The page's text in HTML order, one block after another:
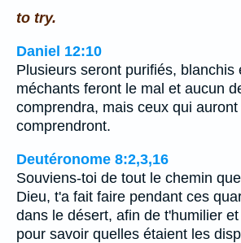
to try.
Daniel 12:10
Plusieurs seront purifiés, blanchis
méchants feront le mal et aucun
comprendra, mais ceux qui
comprendront.
Deutéronome 8:2,3,16
Souviens-toi de tout le chemin
Dieu, t'a fait faire pendant ces
dans le désert, afin de t'humilier
pour savoir quelles étaient les